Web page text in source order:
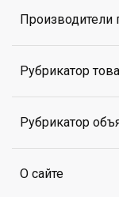
Производители
Рубрикатор
Рубрикатор
О сайте